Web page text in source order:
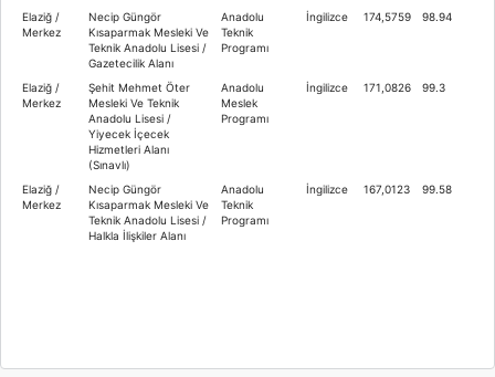
Elaziğ /
Merkez
Necip Güngör
Kısaparmak Mesleki Ve
Teknik Anadolu Lisesi /
Gazetecilik Alanı
Anadolu
Teknik
Programı
İngilizce 174,5759 98.94
Elaziğ /
Merkez
Şehit Mehmet Öter
Mesleki Ve Teknik
Anadolu Lisesi /
Yiyecek İçecek
Hizmetleri Alanı
(Sınavlı)
Anadolu
Meslek
Programı
İngilizce 171,0826 99.3
Elaziğ /
Merkez
Necip Güngör
Kısaparmak Mesleki Ve
Teknik Anadolu Lisesi /
Halkla İlişkiler Alanı
Anadolu
Teknik
Programı
İngilizce 167,0123 99.58